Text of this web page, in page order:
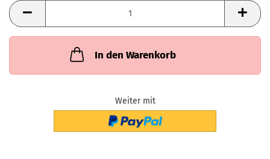
In den Warenkorb
Weiter mit